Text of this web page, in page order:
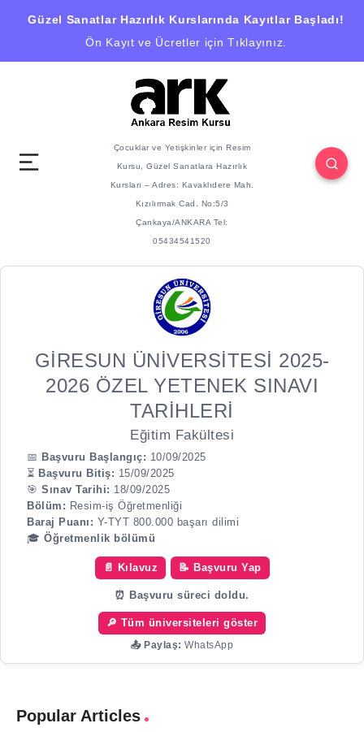
Güzel Sanatlar Hazırlık Kurslarında Kayıtlar Başladı!
Ön Kayıt ve Ücretler içinTıklayınız
Çocuklar ve Yetişkinler için Resim
Kursu, Güzel Sanatlara Hazırlık
Kursları – Adres: Kavaklıdere Mah.
Kızılırmak Cad. No:5/3
Çankaya/ANKARA Tel:
05434541520
GİRESUN ÜNİVERSİTESİ 2025-
2026 ÖZEL YETENEK SINAVI
TARİHLERİ
Eğitim Fakültesi
📅 Başvuru Başlangıç: 10/09/2025
⏳ Başvuru Bitiş: 15/09/2025
🎯 Sınav Tarihi: 18/09/2025
Bölüm: Resim-iş Öğretmenliği
Baraj Puanı: Y-TYT 800.000 başarı dilimi
🎓 Öğretmenlik bölümü
📄 Kılavuz 📝 Başvuru Yap
⏰ Başvuru süreci doldu.
🔎 Tüm üniversiteleri göster
📤 Paylaş: WhatsApp
Popular Articles